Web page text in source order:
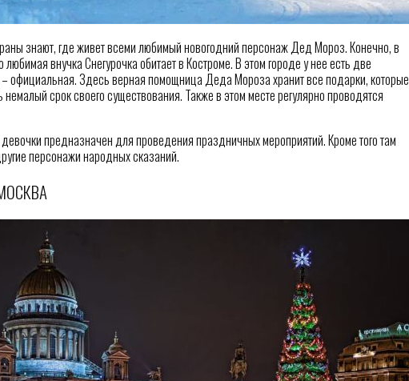
знают, где живет всеми любимый новогодний персонаж Дед Мороз. Конечно, в
любимая внучка Снегурочка обитает в Костроме. В этом городе у нее есть две
официальная. Здесь верная помощница Деда Мороза хранит все подарки, которые
срок своего существования. Также в этом месте регулярно проводятся
предназначен для проведения праздничных мероприятий. Кроме того там
персонажи народных сказаний.